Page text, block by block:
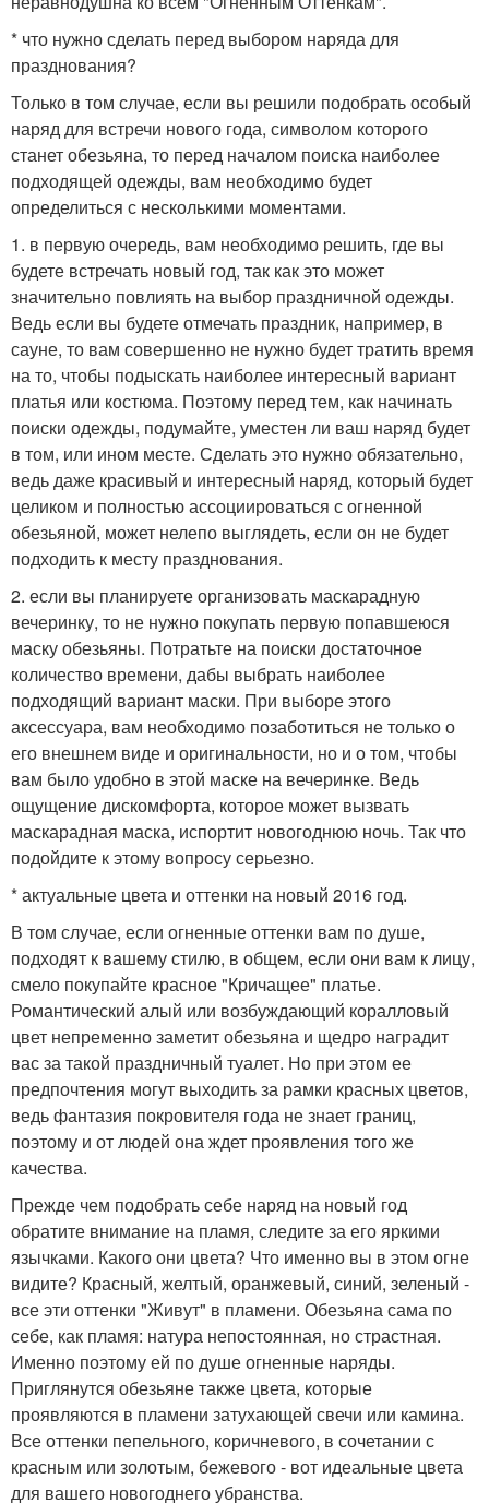
* что нужно сделать перед выбором наряда для
празднования?
Только в том случае, если вы решили подобрать особый
наряд для встречи нового года, символом которого
станет обезьяна, то перед началом поиска наиболее
подходящей одежды, вам необходимо будет
определиться с несколькими моментами.
1. в первую очередь, вам необходимо решить, где вы
будете встречать новый год, так как это может
значительно повлиять на выбор праздничной одежды.
Ведь если вы будете отмечать праздник, например, в
сауне, то вам совершенно не нужно будет тратить время
на то, чтобы подыскать наиболее интересный вариант
платья или костюма. Поэтому перед тем, как начинать
поиски одежды, подумайте, уместен ли ваш наряд будет
в том, или ином месте. Сделать это нужно обязательно,
ведь даже красивый и интересный наряд, который будет
целиком и полностью ассоциироваться с огненной
обезьяной, может нелепо выглядеть, если он не будет
подходить к месту празднования.
2. если вы планируете организовать маскарадную
вечеринку, то не нужно покупать первую попавшеюся
маску обезьяны. Потратьте на поиски достаточное
количество времени, дабы выбрать наиболее
подходящий вариант маски. При выборе этого
аксессуара, вам необходимо позаботиться не только о
его внешнем виде и оригинальности, но и о том, чтобы
вам было удобно в этой маске на вечеринке. Ведь
ощущение дискомфорта, которое может вызвать
маскарадная маска, испортит новогоднюю ночь. Так что
подойдите к этому вопросу серьезно.
* актуальные цвета и оттенки на новый 2016 год.
В том случае, если огненные оттенки вам по душе,
подходят к вашему стилю, в общем, если они вам к лицу,
смело покупайте красное "Кричащее" платье.
Романтический алый или возбуждающий коралловый
цвет непременно заметит обезьяна и щедро наградит
вас за такой праздничный туалет. Но при этом ее
предпочтения могут выходить за рамки красных цветов,
ведь фантазия покровителя года не знает границ,
поэтому и от людей она ждет проявления того же
качества.
Прежде чем подобрать себе наряд на новый год
обратите внимание на пламя, следите за его яркими
язычками. Какого они цвета? Что именно вы в этом огне
видите? Красный, желтый, оранжевый, синий, зеленый -
все эти оттенки "Живут" в пламени. Обезьяна сама по
себе, как пламя: натура непостоянная, но страстная.
Именно поэтому ей по душе огненные наряды.
Приглянутся обезьяне также цвета, которые
проявляются в пламени затухающей свечи или камина.
Все оттенки пепельного, коричневого, в сочетании с
красным или золотым, бежевого - вот идеальные цвета
для вашего новогоднего убранства.